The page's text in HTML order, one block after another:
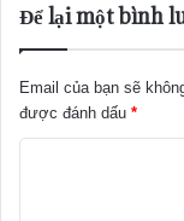
Để lại một bình
Email của bạn sẽ
được đánh dấu *